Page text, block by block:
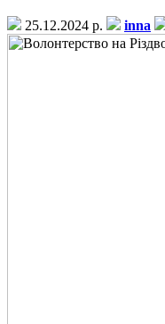
25.12.2024 р. inna